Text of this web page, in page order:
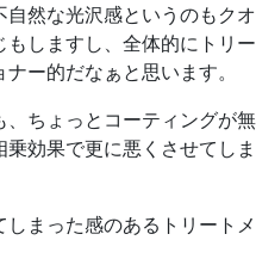
然な光沢感というのもクオ
しますし、 全体的にトリー
ナー的だなぁと思います。
ちょっとコーティングが無
効果で更に悪くさせてしま
まった感のあるトリートメ